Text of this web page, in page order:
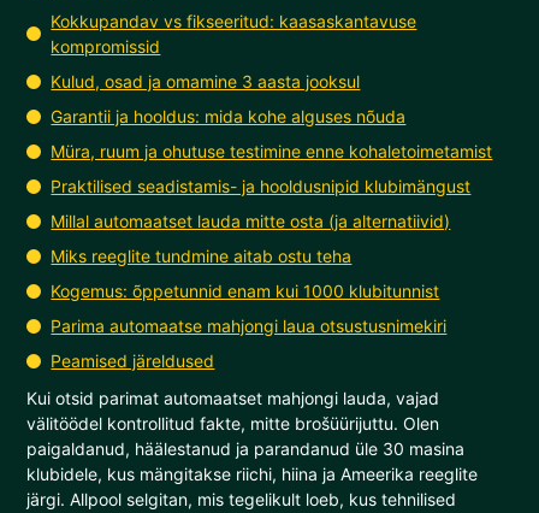
Kokkupandav vs fikseeritud: kaasaskantavuse
kompromissid
Kulud, osad ja omamine 3 aasta jooksul
Garantii ja hooldus: mida kohe alguses nõuda
Müra, ruum ja ohutuse testimine enne kohaletoimetamist
Praktilised seadistamis- ja hooldusnipid klubimängust
Millal automaatset lauda mitte osta (ja alternatiivid)
Miks reeglite tundmine aitab ostu teha
Kogemus: õppetunnid enam kui 1000 klubitunnist
Parima automaatse mahjongi laua otsustusnimekiri
Peamised järeldused
Kui otsid parimat automaatset mahjongi lauda, vajad
välitöödel kontrollitud fakte, mitte brošüürijuttu. Olen
paigaldanud, häälestanud ja parandanud üle 30 masina
klubidele, kus mängitakse riichi, hiina ja Ameerika reeglite
järgi. Allpool selgitan, mis tegelikult loeb, kus tehnilised